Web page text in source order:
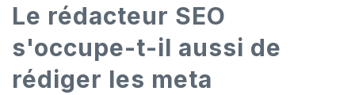
Le rédacteur SEO
s'occupe-t-il aussi de
rédiger les meta